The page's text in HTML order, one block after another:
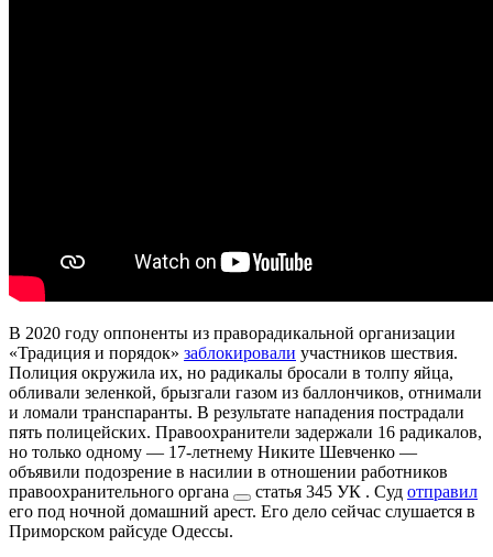
В 2020 году оппоненты из праворадикальной организации
«Традиция и порядок» заблокировали участников шествия.
Полиция окружила их, но радикалы бросали в толпу яйца,
обливали зеленкой, брызгали газом из баллончиков, отнимали
и ломали транспаранты. В результате нападения пострадали
пять полицейских. Правоохранители задержали 16 радикалов,
но только одному — 17-летнему Никите Шевченко —
объявили подозрение в насилии в отношении работников
правоохранительного органа
статья 345 УК . Суд отправил
его под ночной домашний арест. Его дело сейчас слушается в
Приморском райсуде Одессы.